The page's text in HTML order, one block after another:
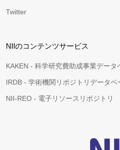
Twitter
NIIのコンテンツサービス
KAKEN - 科学研究費助成事業データ
IRDB - 学術機関リポジトリデータベ
NII-REO - 電子リソースリポジトリ